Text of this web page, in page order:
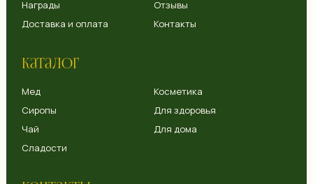
Награды
Отзывы
Доставка и оплата
Каталог
Мед
Сиропы
Чай
Сладости
Косметика
Для дома
Для здоровья
Контакты